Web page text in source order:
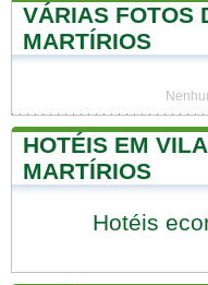
VÁRIAS FOTOS
MARTÍRIOS
HOTÉIS EM
MARTÍRIOS
Hotéis